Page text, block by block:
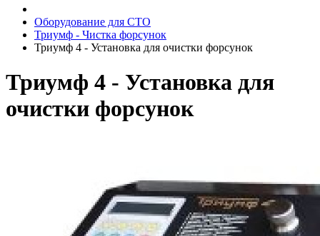
Оборудование для СТО
Триумф - Чистка форсунок
Триумф 4 - Установка для очистки форсунок
Триумф 4 - Установка для
очистки форсунок